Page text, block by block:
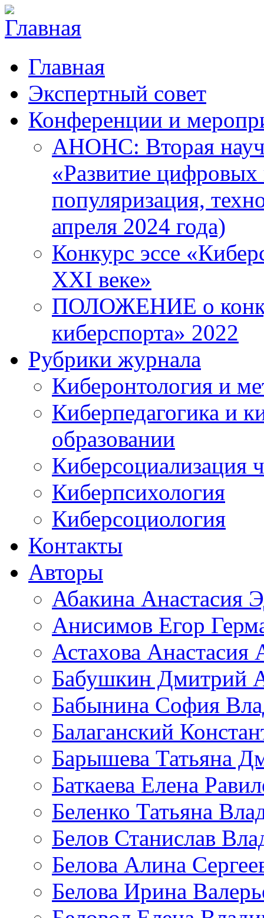
Главная
Экспертный совет
Конференции и
АНОНС: Вторая
«Развитие цифровых
популяризация,
апреля 2024 года)
Конкурс эссе
XXI веке»
ПОЛОЖЕНИЕ о
киберспорта» 2022
Рубрики журнала
Киберонтология и
Киберпедагогика и
образовании
Киберсоциализация
Киберпсихология
Киберсоциология
Контакты
Авторы
Абакина Анастасия
Анисимов Егор
Астахова Анастасия
Бабушкин Дмитрий
Бабынина София
Балаганский
Барышева Татьяна
Баткаева Елена
Беленко Татьяна
Белов Станислав
Белова Алина
Белова Ирина